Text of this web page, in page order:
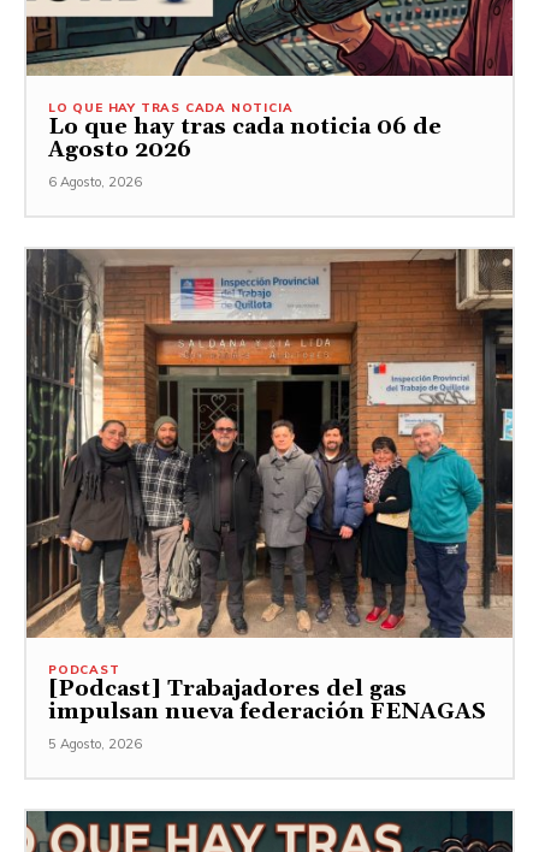
LO QUE HAY TRAS CADA NOTICIA
Lo que hay tras cada noticia 06 de
Agosto 2026
6 Agosto, 2026
PODCAST
[Podcast] Trabajadores del gas
impulsan nueva federación FENAGAS
5 Agosto, 2026